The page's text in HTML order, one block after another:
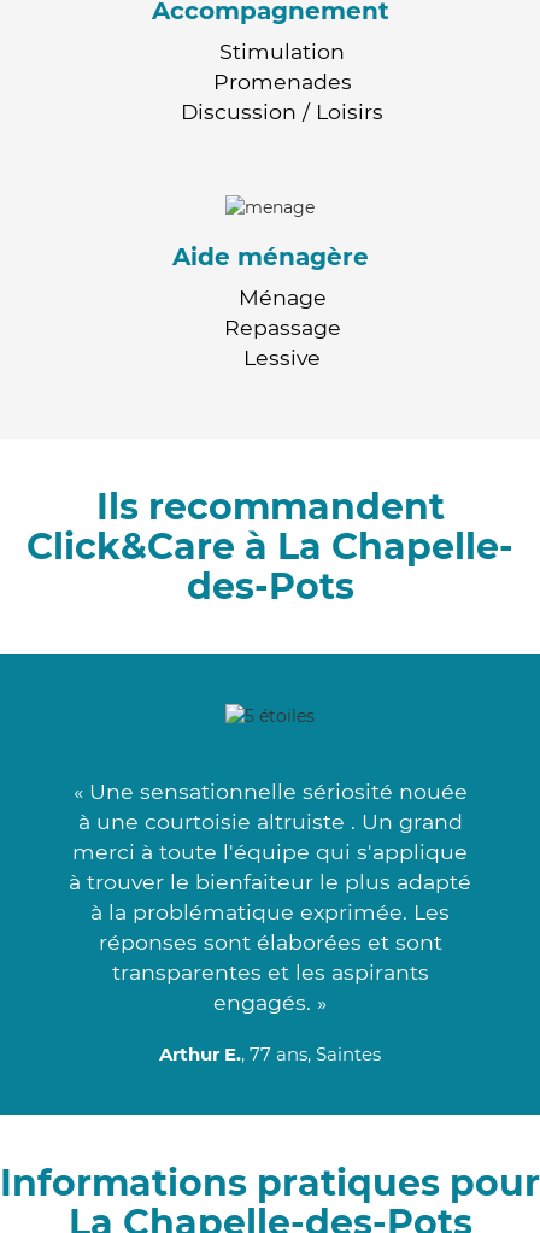
Accompagnement
Stimulation
Promenades
Discussion / Loisirs
Aide ménagère
Ménage
Repassage
Lessive
Ils recommandent
Click&Care à La Chapelle-
des-Pots
« Une sensationnelle sériosité nouée
à une courtoisie altruiste . Un grand
merci à toute l'équipe qui s'applique
à trouver le bienfaiteur le plus adapté
à la problématique exprimée. Les
réponses sont élaborées et sont
transparentes et les aspirants
engagés. »
Arthur E., 77 ans, Saintes
Informations pratiques pour
La Chapelle-des-Pots